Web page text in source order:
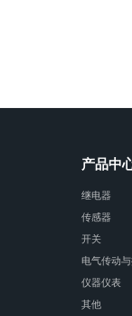
产品中
继电器
传感器
开关
电气传动
仪器仪表
其他